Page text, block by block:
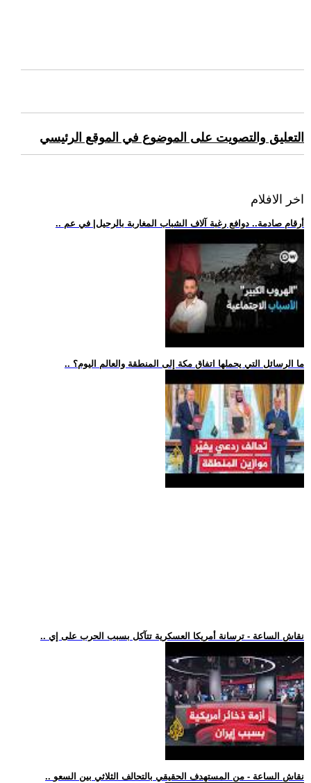
التعليق والتصويت على الموضوع في الموقع الرئيسي
اخر الافلام
.. أرقام صادمة.. دوافع رغبة آلاف الشباب المغاربة بالرحيل| في عم
.. ما الرسائل التي يحملها اتفاق مكة إلى المنطقة والعالم اليوم؟
.. نقاش الساعة - ترسانة أمريكا العسكرية تتآكل بسبب الحرب على إي
.. نقاش الساعة - من المستهدف الحقيقي بالتحالف الثلاثي بين السعو